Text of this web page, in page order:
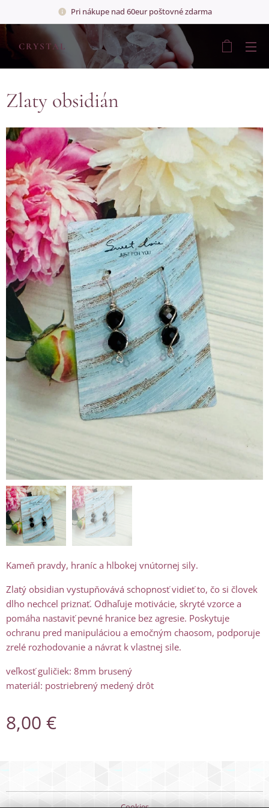
Pri nákupe nad 60eur poštovné zdarma
💎 CRYSTAL 💎
Zlaty obsidián
Kameň pravdy, hraníc a hlbokej vnútornej sily.
Zlatý obsidian vystupňovává schopnosť vidieť to, čo si človek
dlho nechcel priznať. Odhaľuje motivácie, skryté vzorce a
pomáha nastaviť pevné hranice bez agresie. Poskytuje
ochranu pred manipuláciou a emočným chaosom, podporuje
zrelé rozhodovanie a návrat k vlastnej sile.
veľkosť guličiek: 8mm brusený
materiál: postriebrený medený drôt
8,00 €